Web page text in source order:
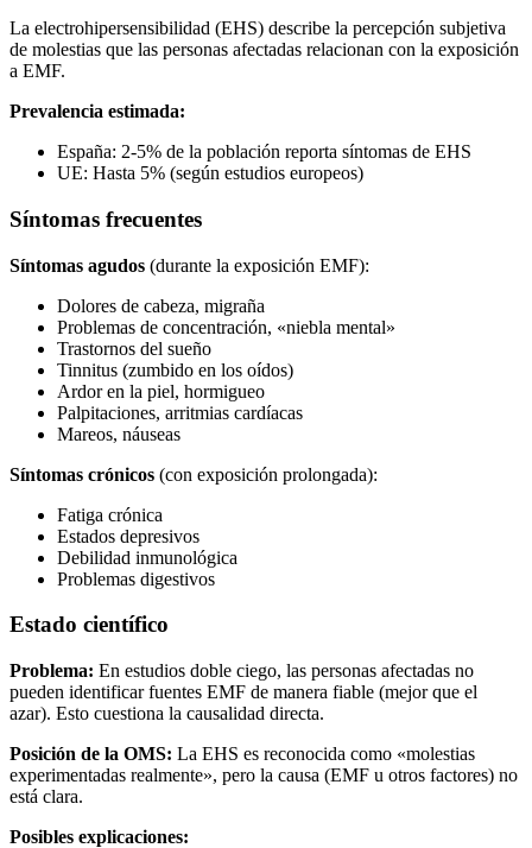
La electrohipersensibilidad (EHS) describe la percepción subjetiva
de molestias que las personas afectadas relacionan con la exposición
a EMF.
Prevalencia estimada:
España: 2-5% de la población reporta síntomas de EHS
UE: Hasta 5% (según estudios europeos)
Síntomas frecuentes
Síntomas agudos (durante la exposición EMF):
Dolores de cabeza, migraña
Problemas de concentración, «niebla mental»
Trastornos del sueño
Tinnitus (zumbido en los oídos)
Ardor en la piel, hormigueo
Palpitaciones, arritmias cardíacas
Mareos, náuseas
Síntomas crónicos (con exposición prolongada):
Fatiga crónica
Estados depresivos
Debilidad inmunológica
Problemas digestivos
Estado científico
Problema: En estudios doble ciego, las personas afectadas no
pueden identificar fuentes EMF de manera fiable (mejor que el
azar). Esto cuestiona la causalidad directa.
Posición de la OMS: La EHS es reconocida como «molestias
experimentadas realmente», pero la causa (EMF u otros factores) no
está clara.
Posibles explicaciones: